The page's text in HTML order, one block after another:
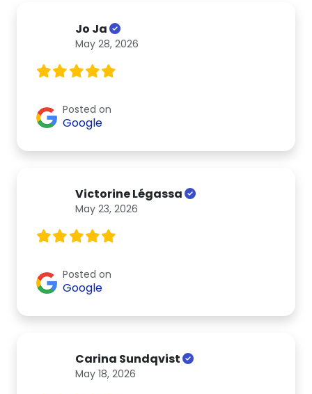
Jo Ja
May 28, 2026
Posted on
Google
Victorine Légassa
May 23, 2026
Posted on
Google
Carina Sundqvist
May 18, 2026